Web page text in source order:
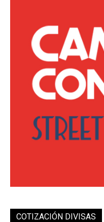
COTIZACIÓN DIVISAS